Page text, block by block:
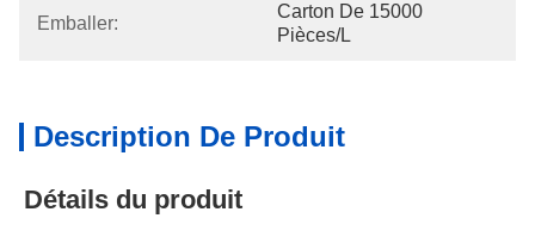
Emballer:
Carton De 15000
Pièces/l
Description De Produit
Détails du produit